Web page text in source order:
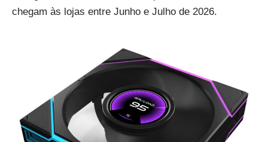
chegam às lojas entre Junho e Julho de 2026.